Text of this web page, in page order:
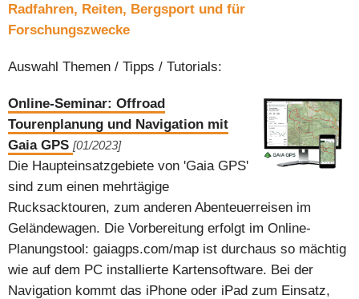
Radfahren, Reiten, Bergsport und für
Forschungszwecke
Auswahl Themen / Tipps / Tutorials:
Online-Seminar: Offroad
Tourenplanung und Navigation mit
Gaia GPS [01/2023]
Die Haupteinsatzgebiete von 'Gaia GPS'
sind zum einen mehrtägige
Rucksacktouren, zum anderen Abenteuerreisen im
Geländewagen. Die Vorbereitung erfolgt im Online-
Planungstool: gaiagps.com/map ist durchaus so mächtig
wie auf dem PC installierte Kartensoftware. Bei der
Navigation kommt das iPhone oder iPad zum Einsatz,